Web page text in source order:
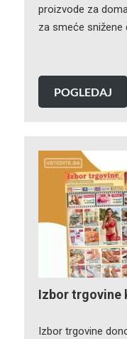
proizvode za
za smeće snižene
POGLEDAJ
Izbor trgovine
Izbor trgovine